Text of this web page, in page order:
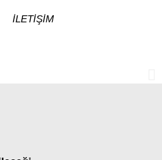
İLETIŞIM